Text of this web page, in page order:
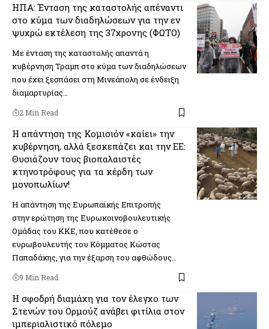
ΗΠΑ: Ένταση της καταστολής απέναντι
στο κύμα των διαδηλώσεων για την εν
ψυχρώ εκτέλεση της 37χρονης (ΦΩΤΟ)
Με ένταση της καταστολής απαντά η
κυβέρνηση Τραμπ στο κύμα των διαδηλώσεων
που έχει ξεσπάσει στη Μινεάπολη σε ένδειξη
διαμαρτυρίας…
2 Min Read
Η απάντηση της Κομισιόν «καίει» την
κυβέρνηση, αλλά ξεσκεπάζει και την ΕΕ:
Θυσιάζουν τους βιοπαλαιστές
κτηνοτρόφους για τα κέρδη των
μονοπωλίων!
Η απάντηση της Ευρωπαϊκής Επιτροπής
στην ερώτηση της Ευρωκοινοβουλευτικής
Ομάδας του ΚΚΕ, που κατέθεσε ο
ευρωβουλευτής του Κόμματος Κώστας
Παπαδάκης, για την έξαρση του αφθώδους…
9 Min Read
Η σφοδρή διαμάχη για τον έλεγχο των
Στενών του Ορμούζ ανάβει φιτίλια στον
ιμπεριαλιστικό πόλεμο